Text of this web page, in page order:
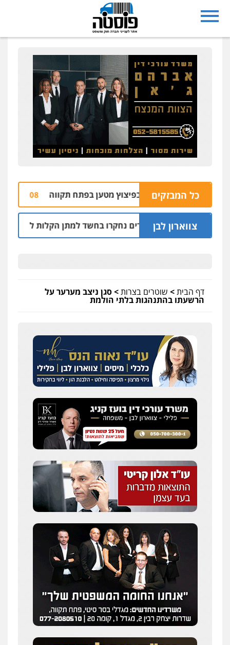
כל המבזקים
שני חשודים בפיצוץ מטען בפתח תקווה 06.08 | 09:06
צווארון לבן
שלושה שוטרים נחקרו בחשד למתן הקלות למועדון
דף הבית> שוטרים בצרות>סגן ניצב מערער על
הרשעתו בהתנהגות בלתי הולמת